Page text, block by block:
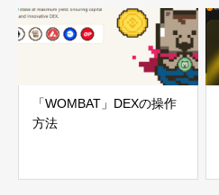
「WOMBAT」DEXの操作
方法